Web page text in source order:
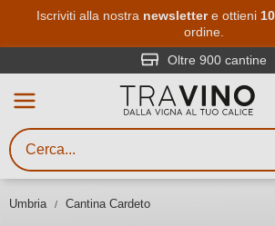
Passa al
Iscriviti alla nostra newslettere ottieni
ordine.
Oltre 900 cantine
Umbria Cantina Cardeto
Ricerca vini
Inserisci almeno 3 caratteri
gusto, occasione, nome del
vitigno, regione, cantina o